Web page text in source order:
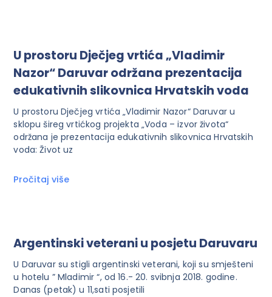
U prostoru Dječjeg vrtića „Vladimir
Nazor“ Daruvar održana prezentacija
edukativnih slikovnica Hrvatskih voda
U prostoru Dječjeg vrtića „Vladimir Nazor“ Daruvar u
sklopu šireg vrtićkog projekta „Voda – izvor života“
održana je prezentacija edukativnih slikovnica Hrvatskih
voda: Život uz
Pročitaj više
Argentinski veterani u posjetu Daruvaru
U Daruvar su stigli argentinski veterani, koji su smješteni
u hotelu ” Mladimir “, od 16.- 20. svibnja 2018. godine.
Danas (petak) u 11,sati posjetili